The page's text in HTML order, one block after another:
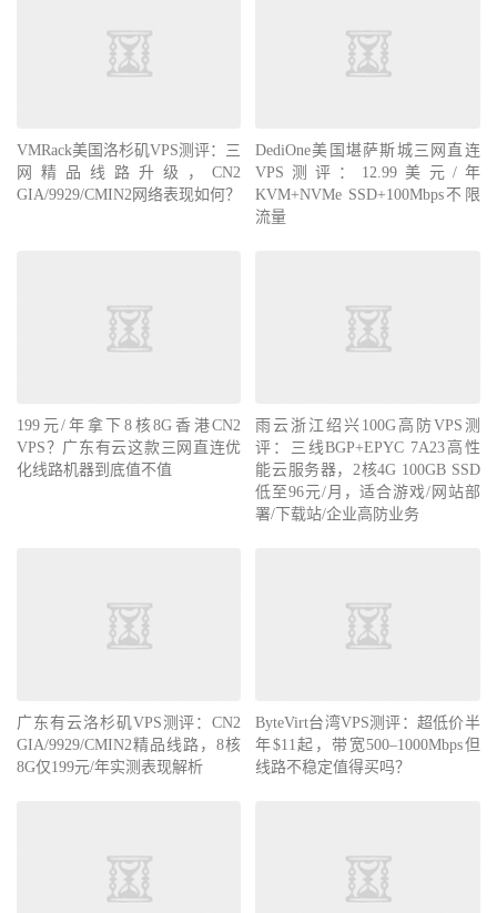
VMRack美国洛杉矶VPS测评：三
网精品线路升级，CN2
GIA/9929/CMIN2网络表现如何？
DediOne美国堪萨斯城三网直连
VPS测评：12.99美元/年
KVM+NVMe SSD+100Mbps不限
流量
199元/年拿下8核8G香港CN2
VPS？广东有云这款三网直连优
化线路机器到底值不值
雨云浙江绍兴100G高防VPS测
评：三线BGP+EPYC 7A23高性
能云服务器，2核4G 100GB SSD
低至96元/月，适合游戏/网站部
署/下载站/企业高防业务
广东有云洛杉矶VPS测评：CN2
GIA/9929/CMIN2精品线路，8核
8G仅199元/年实测表现解析
ByteVirt台湾VPS测评：超低价半
年$11起，带宽500–1000Mbps但
线路不稳定值得买吗？